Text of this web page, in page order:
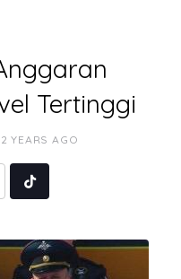
Tertinggi
2 YEARS AGO
Tiktok